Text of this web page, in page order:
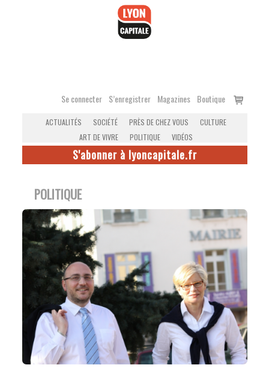
Se connecter S’enregistrer Magazines Boutique
Voir
ACTUALITÉS SOCIÉTÉ PRÈS DE CHEZ VOUS
CULTURE
ART DE VIVRE
POLITIQUE VIDÉOS
S'abonner à lyoncapitale.fr
POLITIQUE